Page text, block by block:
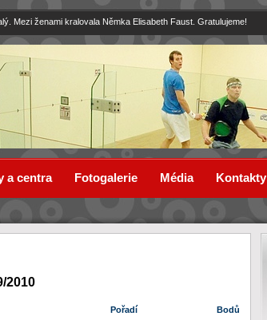
Mezi ženami kralovala Němka Elisabeth Faust. Gratulujeme!
2010
Pořadí Bodů
a centra Fotogalerie Média Kontakty